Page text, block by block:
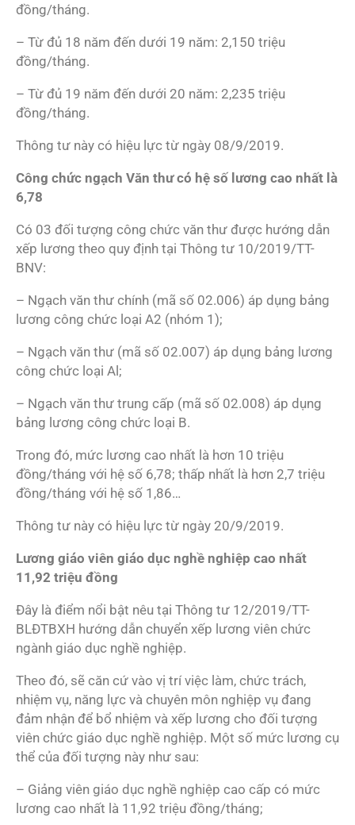
đồng/tháng.
– Từ đủ 18 năm đến dưới 19 năm: 2,150 triệu
đồng/tháng.
– Từ đủ 19 năm đến dưới 20 năm: 2,235 triệu
đồng/tháng.
Thông tư này có hiệu lực từ ngày 08/9/2019.
Công chức ngạch Văn thư có hệ số lương cao nhất là
6,78
Có 03 đối tượng công chức văn thư được hướng dẫn
xếp lương theo quy định tại Thông tư 10/2019/TT-
BNV:
– Ngạch văn thư chính (mã số 02.006) áp dụng bảng
lương công chức loại A2 (nhóm 1);
– Ngạch văn thư (mã số 02.007) áp dụng bảng lương
công chức loại Al;
– Ngạch văn thư trung cấp (mã số 02.008) áp dụng
bảng lương công chức loại B.
Trong đó, mức lương cao nhất là hơn 10 triệu
đồng/tháng với hệ số 6,78; thấp nhất là hơn 2,7 triệu
đồng/tháng với hệ số 1,86…
Thông tư này có hiệu lực từ ngày 20/9/2019.
Lương giáo viên giáo dục nghề nghiệp cao nhất
11,92 triệu đồng
Đây là điểm nổi bật nêu tại Thông tư 12/2019/TT-
BLĐTBXH hướng dẫn chuyển xếp lương viên chức
ngành giáo dục nghề nghiệp.
Theo đó, sẽ căn cứ vào vị trí việc làm, chức trách,
nhiệm vụ, năng lực và chuyên môn nghiệp vụ đang
đảm nhận để bổ nhiệm và xếp lương cho đối tượng
viên chức giáo dục nghề nghiệp. Một số mức lương cụ
thể của đối tượng này như sau:
– Giảng viên giáo dục nghề nghiệp cao cấp có mức
lương cao nhất là 11,92 triệu đồng/tháng;